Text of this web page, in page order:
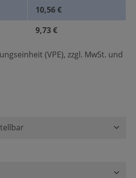
10,56 €
9,73 €
(VPE), zzgl. MwSt. und